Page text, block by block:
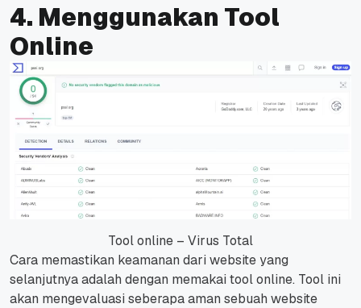
4. Menggunakan Tool
Online
Tool online – Virus Total
Cara memastikan keamanan dari website yang
selanjutnya adalah dengan memakai tool online. Tool ini
akan mengevaluasi seberapa aman sebuah website